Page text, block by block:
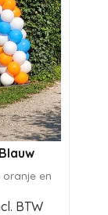
en
BTW